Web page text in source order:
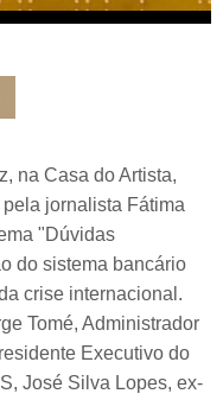
na Casa do Artista,
jornalista Fátima
"Dúvidas
do sistema bancário
crise internacional.
Tomé, Administrador
Executivo do
José Silva Lopes, ex-